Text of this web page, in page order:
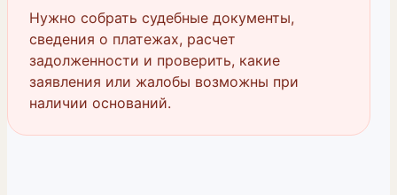
Нужно собрать судебные документы,
сведения о платежах, расчет
задолженности и проверить, какие
заявления или жалобы возможны при
наличии оснований.